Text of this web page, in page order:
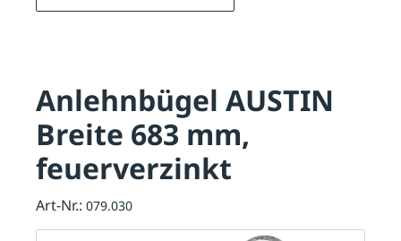
Anlehnbügel AUSTIN
Breite 683 mm,
feuerverzinkt
Art-Nr.: 079.030